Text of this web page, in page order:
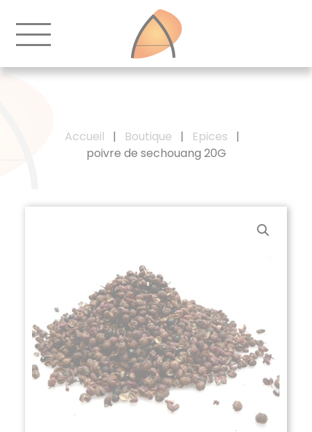
Accueil | Boutique | Epices
|
poivre de sechouang 20G